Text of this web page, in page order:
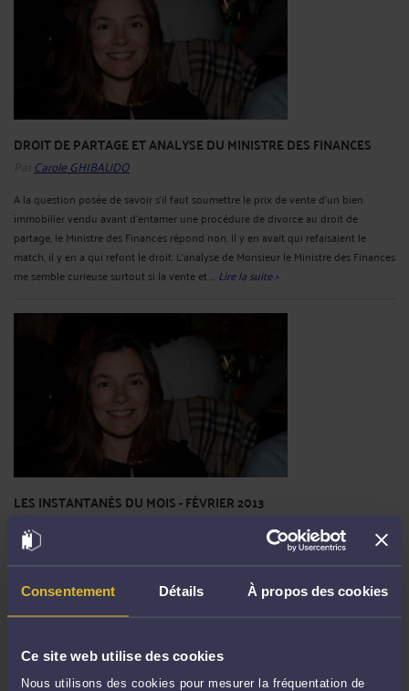
Consentement Détails À propos des cookies
Ce site web utilise des cookies
Nous utilisons des cookies pour mesurer la fréquentation de
DROIT DE PARTAGE ET ANALYSE DU MINISTRE DES FINANCES
Par Carole GHIBAUDO
A la question posée de savoir s'il faut soumettre le prix de vente d'un bien
immobilier vendu avant d'entamer une procédure de divorce au droit de
partage, le Ministre des Finances répond non. Il y en avait qui refaisaient le
match, il y en a qui refont le droit. L'analyse de Monsieur le Ministre des Finances
me semble curieuse surtout si la vente et ... Lire la suite >
LES INSTANTANÉS DU MOIS - FÉVRIER 2013
Il s'agira désormais des instantanés du mois que je veux, quand je veux. Cette
quelques couleurs vives et chaudes que je ne me lasse de contempler. Les
archives étaient là.Lire la suite >